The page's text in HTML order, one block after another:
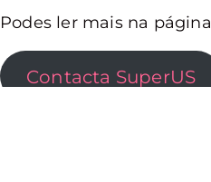
Podes ler mais na página
Contacta SuperUS